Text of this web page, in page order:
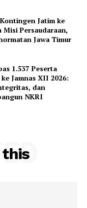
Jatim ke
Misi Persaudaraan,
Jawa Timur
1.537 Peserta
Jamnas XII 2026:
dan
NKRI